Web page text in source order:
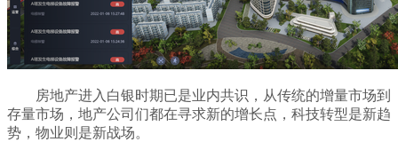
房地产进入白银时期已是业内共识，从传统的增量市场到
存量市场，地产公司们都在寻求新的增长点，科技转型是新趋
势，物业则是新战场。